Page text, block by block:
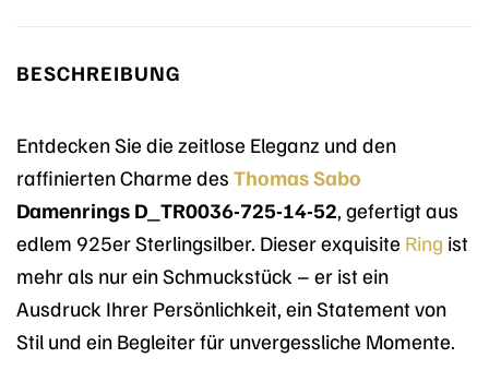
BESCHREIBUNG
Entdecken Sie die zeitlose Eleganz und den
raffinierten Charme des Thomas Sabo
Damenrings D_TR0036-725-14-52 , gefertigt aus
edlem 925er Sterlingsilber. Dieser exquisite Ring ist
mehr als nur ein Schmuckstück – er ist ein
Ausdruck Ihrer Persönlichkeit, ein Statement von
Stil und ein Begleiter für unvergessliche Momente.